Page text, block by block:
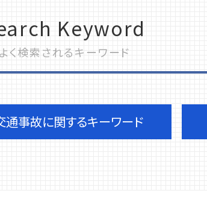
Keyword
よく検索されるキーワード
通事故に関するキーワード